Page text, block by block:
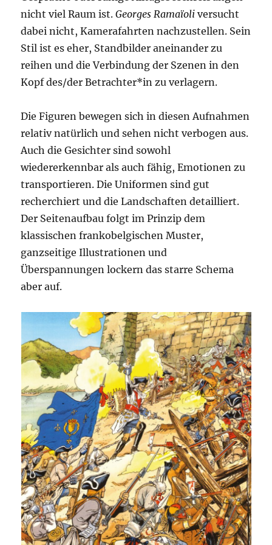
nicht viel Raum ist.Georges Ramaïoli versucht
dabei nicht, Kamerafahrten nachzustellen. Sein
Stil ist es eher, Standbilder aneinander zu
reihen und die Verbindung der Szenen in den
Kopf des/der Betrachter*in zu verlagern.
Die Figuren bewegen sich in diesen Aufnahmen
relativ natürlich und sehen nicht verbogen aus.
Auch die Gesichter sind sowohl
wiedererkennbar als auch fähig, Emotionen zu
transportieren. Die Uniformen sind gut
recherchiert und die Landschaften detailliert.
Der Seitenaufbau folgt im Prinzip dem
klassischen frankobelgischen Muster,
ganzseitige Illustrationen und
Überspannungen lockern das starre Schema
aber auf.